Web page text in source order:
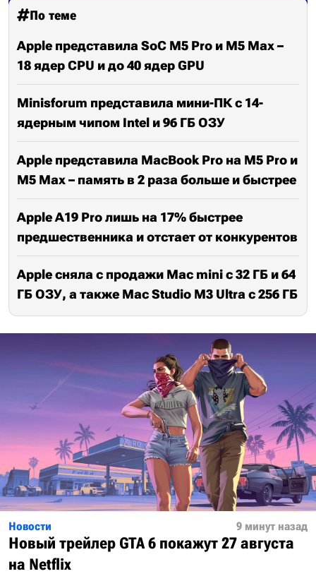
По теме
Apple представила SoC M5 Pro и M5 Max –
18 ядер CPU и до 40 ядер GPU
Minisforum представила мини-ПК с 14-
ядерным чипом Intel и 96 ГБ ОЗУ
Apple представила MacBook Pro на M5 Pro и
M5 Max – память в 2 раза больше и быстрее
Apple A19 Pro лишь на 17% быстрее
предшественника и отстает от конкурентов
Apple сняла с продажи Mac mini с 32 ГБ и 64
ГБ ОЗУ, а также Mac Studio M3 Ultra с 256 ГБ
Новости 9 минут назад
Новый трейлер GTA 6 покажут 27 августа
на Netflix